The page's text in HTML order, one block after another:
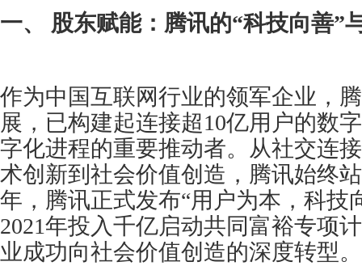
一、 股东赋能：腾讯的“科技向善”
作为中国互联网行业的领军企业，
展，已构建起连接超10亿用户的数
字化进程的重要推动者。从社交连
术创新到社会价值创造，腾讯始终
年，腾讯正式发布“用户为本，科技
2021年投入千亿启动共同富裕专项
业成功向社会价值创造的深度转型。